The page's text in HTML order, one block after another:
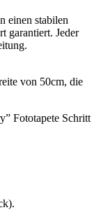
einen stabilen
garantiert. Jeder
von 50cm, die
Fototapete Schritt